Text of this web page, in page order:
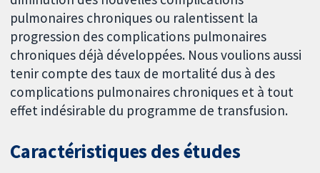
pulmonaires chroniques ou ralentissent la
progression des complications pulmonaires
chroniques déjà développées. Nous voulions aussi
tenir compte des taux de mortalité dus à des
complications pulmonaires chroniques et à tout
effet indésirable du programme de transfusion.
Caractéristiques des études